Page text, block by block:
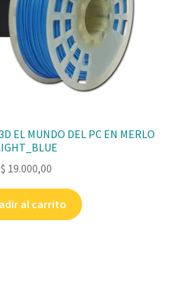
EL MUNDO DEL PC EN MERLO
$ 19.000,00
al carrito